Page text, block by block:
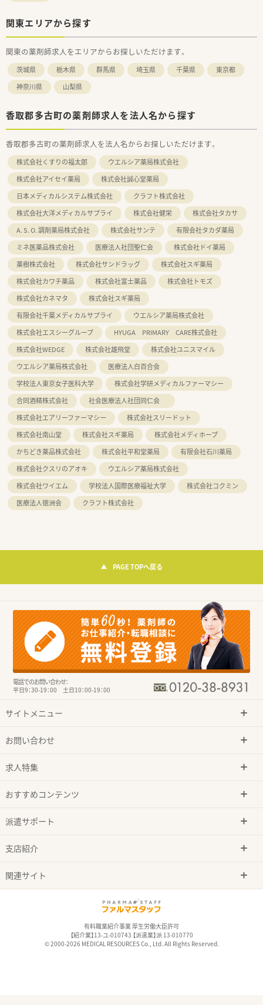
関東エリアから探す
関東の薬剤師求人をエリアからお探しいただけます。
茨城県 栃木県 群馬県 埼玉県 千葉県
東京都
神奈川県
山梨県
香取郡多古町の薬剤師求人を法人名から探す
香取郡多古町の薬剤師求人を法人名からお探しいただけます。
株式会社くすりの福太郎
ウエルシア薬局株式会社
株式会社アイセイ薬局
株式会社誠心堂薬局
日本メディカルシステム株式会社
クラフト株式会社
株式会社大洋メディカルサプライ
株式会社健栄
株式会社タカサ
A. S. O. 調剤薬局株式会社
株式会社サンテ
有限会社タカダ薬局
ミネ医薬品株式会社
医療法人社団聖仁会
株式会社ドイ薬局
薬樹株式会社
株式会社サンドラッグ
株式会社スギ薬局
株式会社カワチ薬品
株式会社富士薬品
株式会社トモズ
株式会社カネマタ
株式会社スギ薬局
有限会社千葉メディカルサプライ
ウエルシア薬局株式会社
株式会社エスシーグループ
HYUGA PRIMARY CARE株式会社
株式会社WEDGE
株式会社雄飛堂
株式会社ユニスマイル
ウエルシア薬局株式会社
医療法人白百合会
学校法人東京女子医科大学
株式会社学研メディカルファーマシー
合同酒精株式会社
社会医療法人社団同仁会
株式会社エアリーファーマシー
株式会社スリードット
株式会社南山堂
株式会社スギ薬局
株式会社メディホープ
かちどき薬品株式会社
株式会社平和堂薬局
有限会社石川薬局
株式会社クスリのアオキ
ウエルシア薬局株式会社
株式会社ワイエム
学校法人国際医療福祉大学
株式会社コクミン
医療法人徳洲会
クラフト株式会社
PAGE TOPへ戻る
電話でのお問い合わせ：
平日9：30-19：00 土日10：00-19：00
サイトメニュー
お問い合わせ
求人特集
おすすめコンテンツ
派遣サポート
支店紹介
関連サイト
有料職業紹介事業 厚生労働大臣許可
【紹介業】13-ユ-010743 【派遣業】派 13-010770
© 2000-2026 MEDICAL RESOURCES Co., Ltd. All Rights Reserved.